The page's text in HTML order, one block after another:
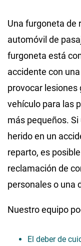
Una furgoneta de
automóvil de
furgoneta está
accidente con
provocar lesiones
vehículo para las
más pequeños.
herido en un
reparto, es
reclamación de
personales o una
Nuestro equipo
El deber de